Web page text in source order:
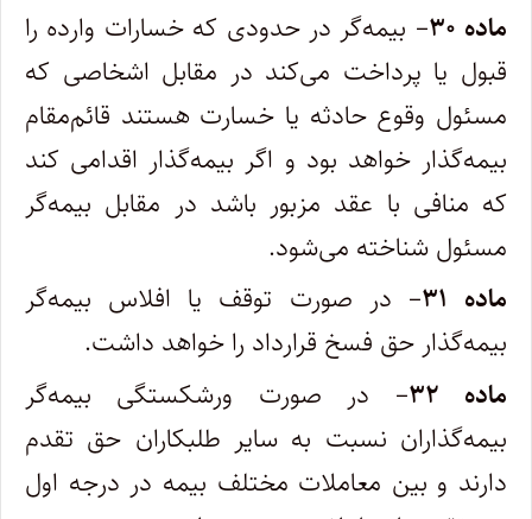
ماده ۳۰
– بیمه‌گر در حدودی که خسارات وارده را
قبول یا پرداخت می‌کند در مقابل اشخاصی که
مسئول وقوع حادثه یا خسارت هستند قائم‌مقام
بیمه‌گذار خواهد بود و اگر بیمه‌گذار اقدامی کند
که منافی با عقد مزبور باشد در مقابل بیمه‌گر
مسئول شناخته می‌شود.
ماده ۳۱
– در صورت توقف یا افلاس بیمه‌گر
بیمه‌گذار حق فسخ قرارداد را خواهد داشت.
ماده ۳۲
– در صورت ورشکستگی بیمه‌گر
بیمه‌گذاران نسبت به سایر طلبکاران حق تقدم
دارند و بین معاملات مختلف بیمه در درجه اول